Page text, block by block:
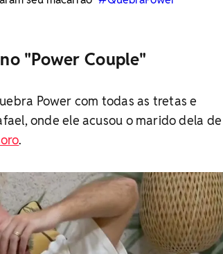
"Power Couple"
Power com todas as tretas e
onde ele acusou o marido dela de
.